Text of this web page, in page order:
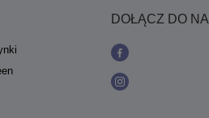
DOŁĄCZ DO